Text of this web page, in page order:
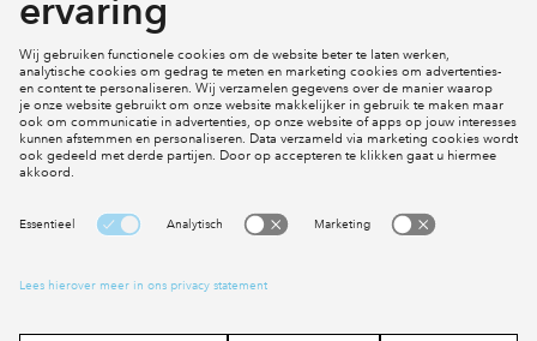
Social Media
Cookies